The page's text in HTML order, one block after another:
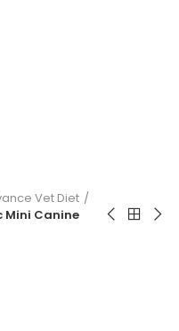
Vet Diet
Mini Canine